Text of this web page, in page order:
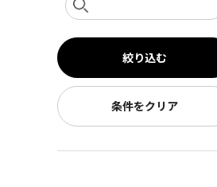
絞り込む
条件をクリア